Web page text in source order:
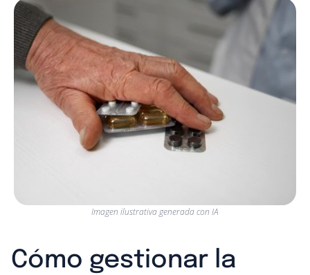
Imagen ilustrativa generada con IA
Cómo gestionar la